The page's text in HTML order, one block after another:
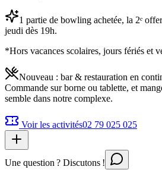
1 partie de bowling achetée, la 2ᵉ
jeudi dès 19h.
*Hors vacances scolaires, jours fériés et
Nouveau : bar & restauration en
Commande sur borne ou tablette, et
semble dans notre complexe.
Voir les activités02 79 025 025
Une question ? Discutons !